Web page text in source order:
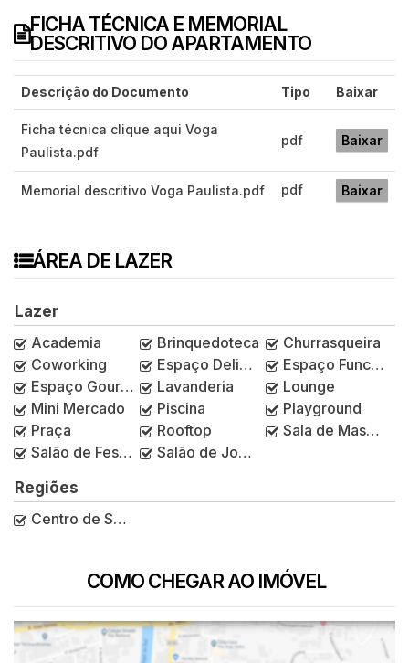
FICHA TÉCNICA E MEMORIAL
DESCRITIVO DO APARTAMENTO
Descrição do Documento Tipo Baixar
Ficha técnica clique aqui Voga
Paulista.pdf
pdf Baixar
Memorial descritivo Voga Paulista.pdf pdf Baixar
ÁREA DE LAZER
Lazer
Academia
Brinquedoteca
Churrasqueira
Coworking
Espaço Delivery
Espaço Funcional
Espaço Gourmet
Lavanderia
Lounge
Mini Mercado
Piscina
Playground
Praça
Rooftop
Sala de Massagem
Salão de Festas
Salão de Jogos
Regiões
Centro de São Paulo
COMO CHEGAR AO IMÓVEL